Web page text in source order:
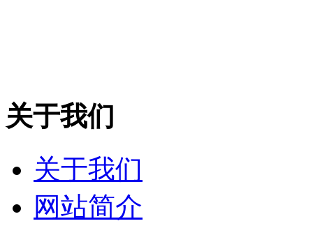
关于我们
关于我们
网站简介